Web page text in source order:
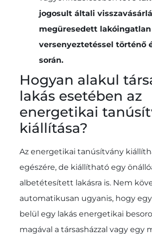
jogosult általi
megüresedett lakóingatlan
versenyeztetéssel történő
során.
Hogyan alakul
lakás esetében az
energetikai
kiállítása?
Az energetikai tanúsítvány
egészére, de kiállítható egy
albetétesített lakásra is. Nem
automatikusan ugyanis, hogy
belül egy lakás energetikai
magával a társasházzal vagy egy